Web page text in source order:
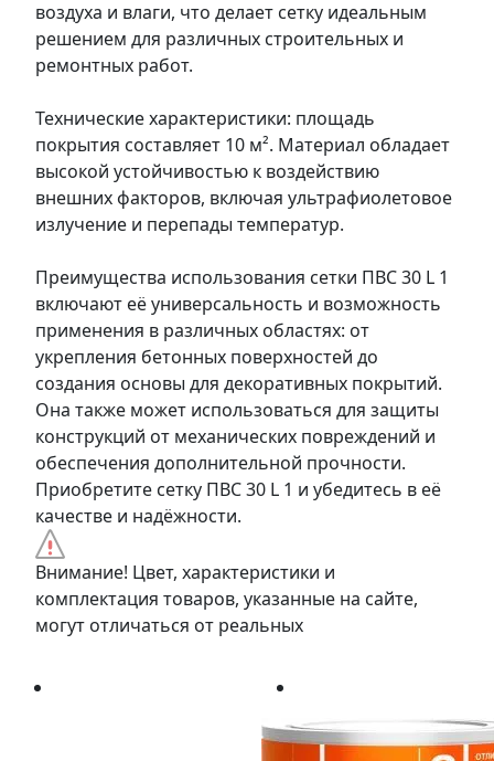
воздуха и влаги, что делает сетку идеальным
решением для различных строительных и
ремонтных работ.
Технические характеристики: площадь
покрытия составляет 10 м². Материал обладает
высокой устойчивостью к воздействию
внешних факторов, включая ультрафиолетовое
излучение и перепады температур.
Преимущества использования сетки ПВС 30 L 1
включают её универсальность и возможность
применения в различных областях: от
укрепления бетонных поверхностей до
создания основы для декоративных покрытий.
Она также может использоваться для защиты
конструкций от механических повреждений и
обеспечения дополнительной прочности.
Приобретите сетку ПВС 30 L 1 и убедитесь в её
качестве и надёжности.
Внимание! Цвет, характеристики и
комплектация товаров, указанные на сайте,
могут отличаться от реальных